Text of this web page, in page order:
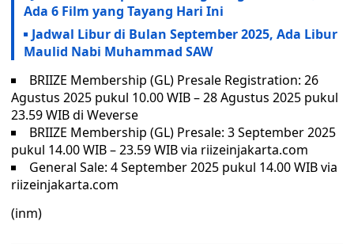
Ada 6 Film yang Tayang Hari Ini
Jadwal Libur di Bulan September 2025, Ada Libur
Maulid Nabi Muhammad SAW
BRIIZE Membership (GL) Presale Registration: 26
Agustus 2025 pukul 10.00 WIB – 28 Agustus 2025 pukul
23.59 WIB di Weverse
BRIIZE Membership (GL) Presale: 3 September 2025
pukul 14.00 WIB – 23.59 WIB via riizeinjakarta.com
General Sale: 4 September 2025 pukul 14.00 WIB via
riizeinjakarta.com
(inm)